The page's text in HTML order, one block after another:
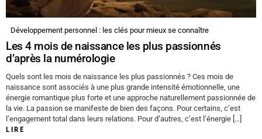
Développement personnel : les clés pour mieux se connaître
Les 4 mois de naissance les plus passionnés
d’après la numérologie
Quels sont les mois de naissance les plus passionnés ? Ces mois de
naissance sont associés à une plus grande intensité émotionnelle, une
énergie romantique plus forte et une approche naturellement passionnée de
la vie. La passion se manifeste de bien des façons. Pour certains, c’est
l’engagement total dans leurs relations. Pour d’autres, c’est l’énergie […]
LIRE